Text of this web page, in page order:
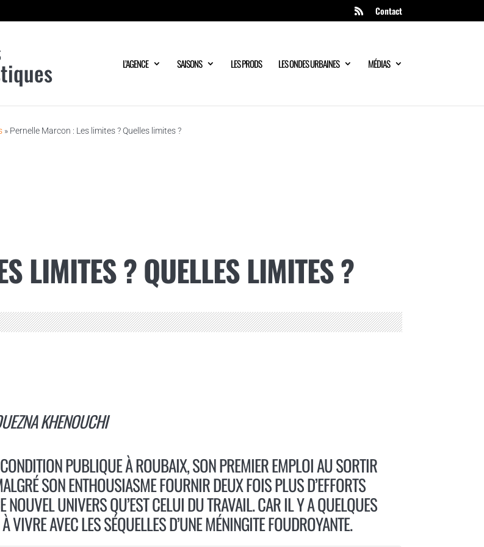
Contact
L’AGENCE SAISONS LES PRODS LES ONDES URBAINES MÉDIAS
» Pernelle Marcon : Les limites ? Quelles limites ?
LIMITES ? QUELLES LIMITES ?
KHENOUCHI
PUBLIQUE À ROUBAIX, SON PREMIER EMPLOI AU SORTIR
SON ENTHOUSIASME FOURNIR DEUX FOIS PLUS D’EFFORTS
NOUVEL UNIVERS QU’EST CELUI DU TRAVAIL. CAR IL Y A QUELQUES
VIVRE AVEC LES SÉQUELLES D’UNE MÉNINGITE FOUDROYANTE.